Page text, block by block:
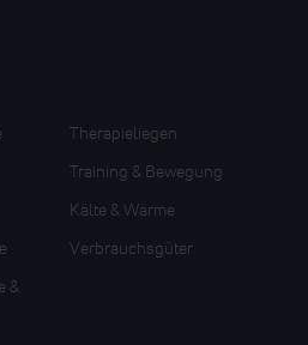
&
Therapieliegen
Training & Bewegung
Kälte & Wärme
Verbrauchsgüter